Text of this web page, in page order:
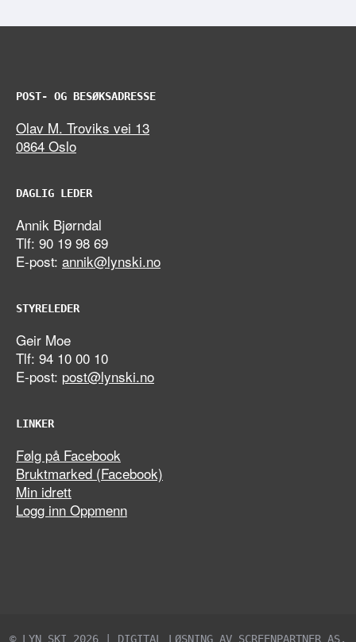
POST- OG BESØKSADRESSE
Olav M. Troviks vei 13
0864 Oslo
DAGLIG LEDER
Annik Bjørndal
Tlf: 90 19 98 69
E-post: annik@lynski.no
STYRELEDER
Geir Moe
Tlf: 94 10 00 10
E-post: post@lynski.no
LINKER
Følg på Facebook
Bruktmarked (Facebook)
Min idrett
Logg inn Oppmenn
© LYN SKI 2026 | DIGITAL LØSNING AV SCREENPARTNER AS.